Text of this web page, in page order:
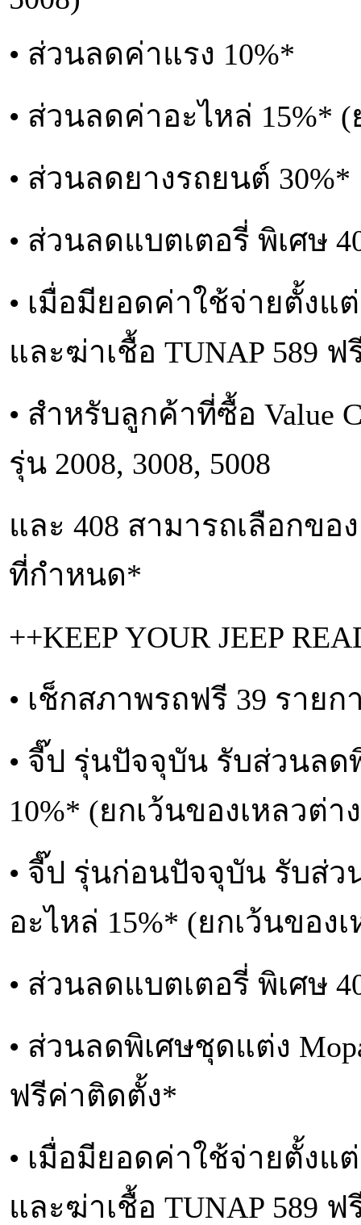
• ส่วนลดค่าแรง 10%*
• ส่วนลดค่าอะไหล่ 15%*
• ส่วนลดยางรถยนต์ 30%*
• ส่วนลดแบตเตอรี่ พิเศษ
• เมื่อมียอดค่าใช้จ่ายตั้งแ
และฆ่าเชื้อ TUNAP 589 ฟ
• สำหรับลูกค้าที่ซื้อ Value
รุ่น 2008, 3008, 5008
และ 408 สามารถเลือกข
ที่กำหนด*
++KEEP YOUR JEEP
• เช็กสภาพรถฟรี 39 รายก
• จี๊ป รุ่นปัจจุบัน รับส่วนล
10%* (ยกเว้นของเหลวต่า
• จี๊ป รุ่นก่อนปัจจุบัน รับส่
อะไหล่ 15%* (ยกเว้นของ
• ส่วนลดแบตเตอรี่ พิเศษ
• ส่วนลดพิเศษชุดแต่ง
ฟรีค่าติดตั้ง*
• เมื่อมียอดค่าใช้จ่ายตั้งแ
และฆ่าเชื้อ TUNAP 589 ฟ